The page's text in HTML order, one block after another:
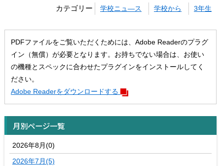
カテゴリー 学校ニュ―ス 学校から 3年生
PDFファイルをご覧いただくためには、Adobe Readerのプラグ
イン（無償）が必要となります。お持ちでない場合は、お使い
の機種とスペックに合わせたプラグインをインストールしてく
ださい。
Adobe Readerをダウンロードする
月別ページ一覧
2026年8月(0)
2026年7月(5)